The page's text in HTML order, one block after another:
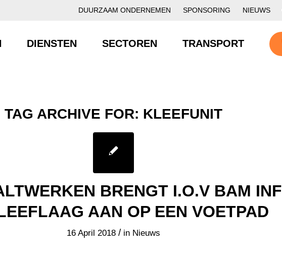
DUURZAAM ONDERNEMEN SPONSORING NIEUWS
DIENSTEN SECTOREN TRANSPORT
TAG ARCHIVE FOR: KLEEFUNIT
BRENGT I.O.V BAM
AAN OP EEN VOETPAD
16 April 2018 / in Nieuws